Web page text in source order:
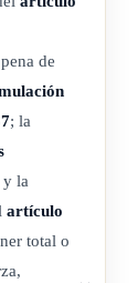
de edad de la
sobre las
uso de
cáustica,
o ventaja
de
; la
y la
artículo
total o